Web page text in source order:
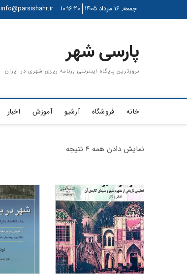
to
جمعه, 16 مرداد 1405 10:16:20
info@parsishahr.ir
پارسی شهر
بروزترین پایگاه اینترنتی برنامه ریزی شهری در ایران
خانه فروشگاه آرشیو آموزش اخبار
نمایش دادن همه 4 نتیجه